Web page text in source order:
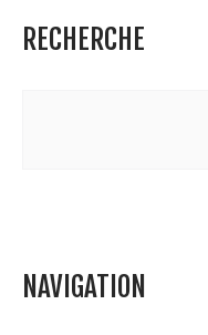
RECHERCHE
NAVIGATION